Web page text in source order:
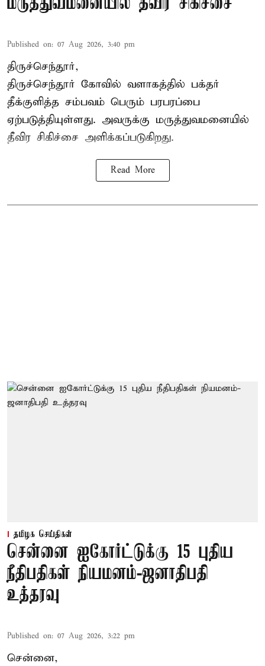
Published on: 07 Aug 2026, 3:40 pm
திருச்செந்தூர்,
திருச்செந்தூர் கோவில் வளாகத்தில் பக்தர்
தீக்குளித்த சம்பவம் பெரும் பரபரப்பை
ஏற்படுத்தியுள்ளது. அவருக்கு மருத்துவமனையில்
தீவிர சிகிச்சை அளிக்கப்படுகிறது.
Read More
தமிழக செய்திகள்
சென்னை ஐகோர்ட்டுக்கு 15 புதிய
நீதிபதிகள் நியமனம்-ஜனாதிபதி
உத்தரவு
Published on: 07 Aug 2026, 3:22 pm
சென்னை,